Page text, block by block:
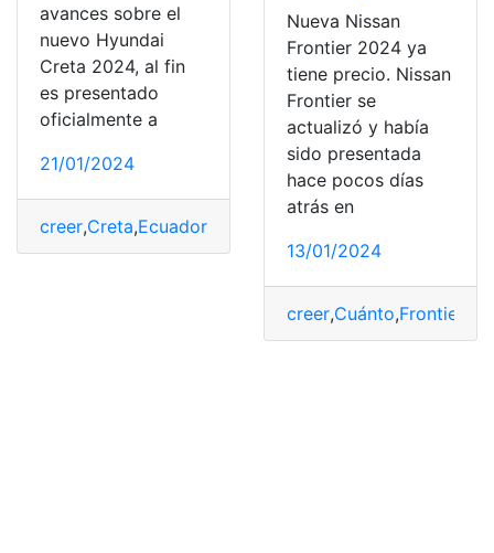
avances sobre el
nuevo Hyundai
Creta 2024, al fin
es presentado
oficialmente a
21/01/2024
creer,Creta,Ecuador
Nueva Nissan
Frontier 2024 ya
tiene precio. Nissan
Frontier se
actualizó y había
sido presentada
hace pocos días
atrás en
13/01/2024
creer,Cuánto,Frontier